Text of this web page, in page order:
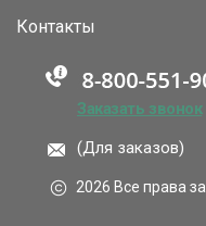
Контакты
Заказать звонок
(Для заказов)
2026 Все права